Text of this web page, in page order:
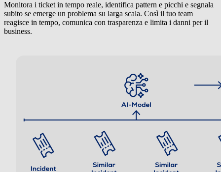
Monitora i ticket in tempo reale, identifica pattern e picchi e segnala
subito se emerge un problema su larga scala. Così il tuo team
reagisce in tempo, comunica con trasparenza e limita i danni per il
business.